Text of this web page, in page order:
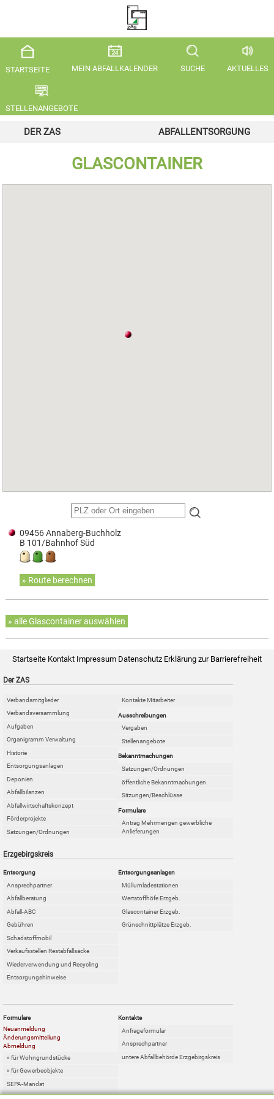
STARTSEITE MEIN ABFALLKALENDER SUCHE AKTUELLES
STELLENANGEBOTE
DER ZAS ABFALLENTSORGUNG
GLASCONTAINER
09456 Annaberg-Buchholz
B 101/Bahnhof Süd
» Route berechnen
» alle Glascontainer auswählen
Startseite Kontakt Impressum Datenschutz Erklärung zur Barrierefreiheit
Der ZAS
Verbandsmitglieder
Verbandsversammlung
Aufgaben
Organigramm Verwaltung
Historie
Entsorgungsanlagen
Deponien
Abfallbilanzen
Abfallwirtschaftskonzept
Förderprojekte
Satzungen/Ordnungen
Kontakte Mitarbeiter
Ausschreibungen
Vergaben
Stellenangebote
Bekanntmachungen
Satzungen/Ordnungen
öffentliche Bekanntmachungen
Sitzungen/Beschlüsse
Formulare
Antrag Mehrmengen gewerbliche
Anlieferungen
Erzgebirgskreis
Entsorgung
Ansprechpartner
Abfallberatung
Abfall-ABC
Gebühren
Schadstoffmobil
Verkaufsstellen Restabfallsäcke
Wiederverwendung und Recycling
Entsorgungshinweise
Entsorgungsanlagen
Müllumladestationen
Wertstoffhöfe Erzgeb.
Glascontainer Erzgeb.
Grünschnittplätze Erzgeb.
Formulare
Neuanmeldung
Änderungsmitteilung
Abmeldung
» für Wohngrundstücke
» für Gewerbeobjekte
SEPA-Mandat
Online-Sperrabfallkarte
Kontakte
Anfrageformular
Ansprechpartner
untere Abfallbehörde Erzgebirgskreis